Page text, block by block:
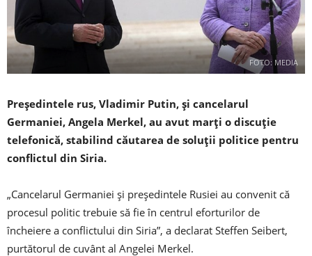
FOTO: MEDIA
Preşedintele rus, Vladimir Putin, şi cancelarul
Germaniei, Angela Merkel, au avut marţi o discuţie
telefonică, stabilind căutarea de soluţii politice pentru
conflictul din Siria.
„Cancelarul Germaniei şi preşedintele Rusiei au convenit că
procesul politic trebuie să fie în centrul eforturilor de
încheiere a conflictului din Siria”, a declarat Steffen Seibert,
purtătorul de cuvânt al Angelei Merkel.